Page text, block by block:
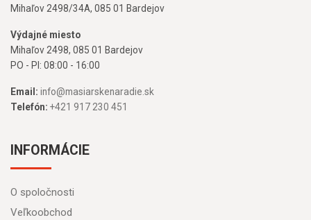
Mihaľov 2498/34A, 085 01 Bardejov
Výdajné miesto
Mihaľov 2498, 085 01 Bardejov
PO - PI: 08:00 - 16:00
Email: info@masiarskenaradie.sk
Telefón: +421 917 230 451
INFORMÁCIE
O spoločnosti
Veľkoobchod